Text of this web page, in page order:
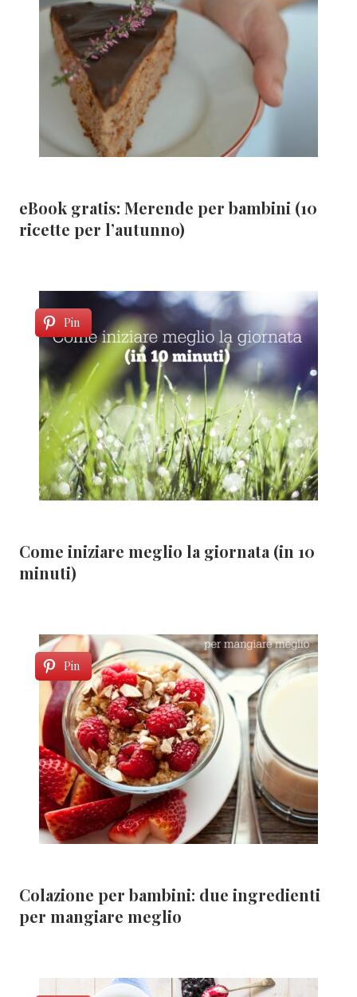
eBook gratis: Merende per bambini (10
ricette per l’autunno)
Pin
Come iniziare meglio la giornata (in 10
minuti)
Pin
Colazione per bambini: due ingredienti
per mangiare meglio